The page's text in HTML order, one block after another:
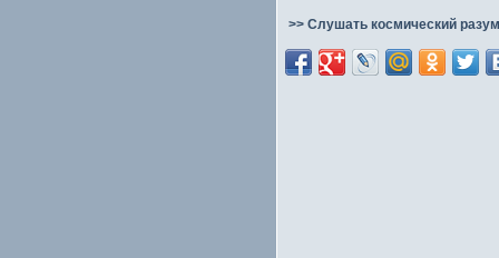
>> Слушать космический